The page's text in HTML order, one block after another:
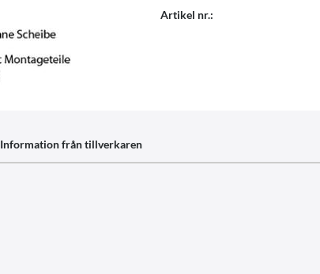
Artikel nr.:
Information från tillverkaren